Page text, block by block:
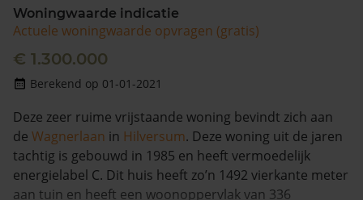
Woningwaarde indicatie
Actuele woningwaarde opvragen (gratis)
€ 1.300.000
Berekend op 01-01-2021
Deze zeer ruime vrijstaande woning bevindt zich aan
de Wagnerlaan in Hilversum. Deze woning uit de jaren
tachtig is gebouwd in 1985 en heeft vermoedelijk
energielabel C. Dit huis heeft zo’n 1492 vierkante meter
aan tuin en heeft een woonoppervlak van 336